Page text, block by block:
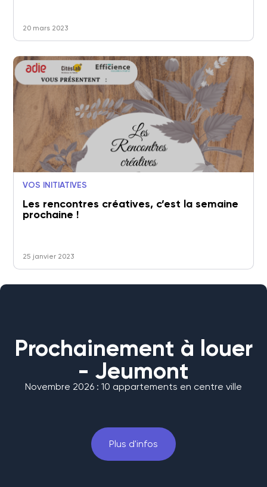
20 mars 2023
VOS INITIATIVES
Les rencontres créatives, c’est la semaine
prochaine !
25 janvier 2023
Prochainement à louer
- Jeumont
Novembre 2026 : 10 appartements en centre ville
Plus d'infos